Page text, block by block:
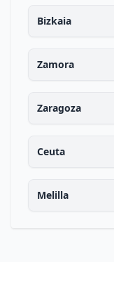
Bizkaia
Zamora
Zaragoza
Ceuta
Melilla